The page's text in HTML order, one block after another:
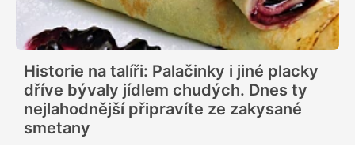
Historie na talíři: Palačinky i jiné placky
dříve bývaly jídlem chudých. Dnes ty
nejlahodnější připravíte ze zakysané
smetany